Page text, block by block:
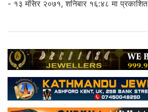
- १३ मंसिर २०७१, शनिबार १६:४८ मा प्रकाशित